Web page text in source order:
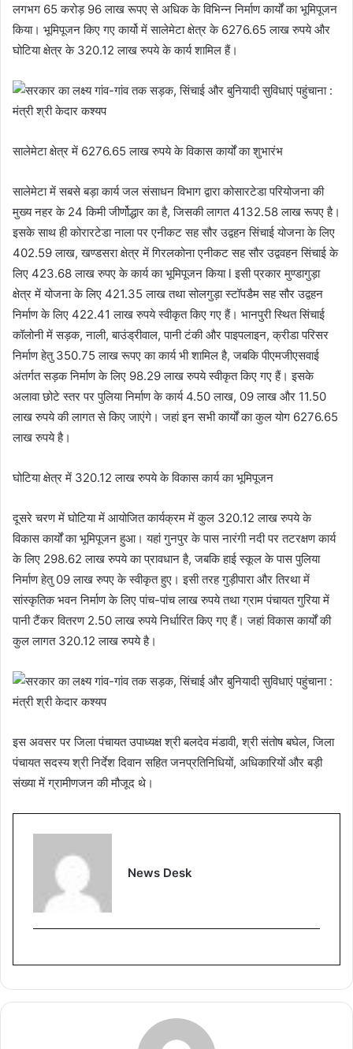
लगभग 65 करोड़ 96 लाख रूपए से अधिक के विभिन्न निर्माण कार्यों का भूमिपूजन
किया। भूमिपूजन किए गए कार्यो में सालेमेटा क्षेत्र के 6276.65 लाख रुपये और
घोटिया क्षेत्र के 320.12 लाख रुपये के कार्य शामिल हैं।
सालेमेटा क्षेत्र में 6276.65 लाख रुपये के विकास कार्यों का शुभारंभ
सालेमेटा में सबसे बड़ा कार्य जल संसाधन विभाग द्वारा कोसारटेडा परियोजना की
मुख्य नहर के 24 किमी जीर्णोद्धार का है, जिसकी लागत 4132.58 लाख रूपए है।
इसके साथ ही कोरारटेडा नाला पर एनीकट सह सौर उद्वहन सिंचाई योजना के लिए
402.59 लाख, खण्डसरा क्षेत्र में गिरलकोना एनीकट सह सौर उद्ववहन सिंचाई के
लिए 423.68 लाख रुपए के कार्य का भूमिपूजन किया l इसी प्रकार मुण्डागुड़ा
क्षेत्र में योजना के लिए 421.35 लाख तथा सोलगुड़ा स्टॉपडैम सह सौर उद्वहन
निर्माण के लिए 422.41 लाख रुपये स्वीकृत किए गए हैं। भानपुरी स्थित सिंचाई
कॉलोनी में सड़क, नाली, बाउंड्रीवाल, पानी टंकी और पाइपलाइन, क्रीडा परिसर
निर्माण हेतु 350.75 लाख रूपए का कार्य भी शामिल है, जबकि पीएमजीएसवाई
अंतर्गत सड़क निर्माण के लिए 98.29 लाख रुपये स्वीकृत किए गए हैं। इसके
अलावा छोटे स्तर पर पुलिया निर्माण के कार्य 4.50 लाख, 09 लाख और 11.50
लाख रुपये की लागत से किए जाएंगे। जहां इन सभी कार्यों का कुल योग 6276.65
लाख रुपये है।
घोटिया क्षेत्र में 320.12 लाख रुपये के विकास कार्य का भूमिपूजन
दूसरे चरण में घोटिया में आयोजित कार्यक्रम में कुल 320.12 लाख रुपये के
विकास कार्यों का भूमिपूजन हुआ। यहां गुनपुर के पास नारंगी नदी पर तटरक्षण कार्य
के लिए 298.62 लाख रुपये का प्रावधान है, जबकि हाई स्कूल के पास पुलिया
निर्माण हेतु 09 लाख रुपए के स्वीकृत हुए। इसी तरह गुड़ीपारा और तिरथा में
सांस्कृतिक भवन निर्माण के लिए पांच-पांच लाख रुपये तथा ग्राम पंचायत गुरिया में
पानी टैंकर वितरण 2.50 लाख रुपये निर्धारित किए गए हैं। जहां विकास कार्यों की
कुल लागत 320.12 लाख रुपये है।
इस अवसर पर जिला पंचायत उपाध्यक्ष श्री बलदेव मंडावी, श्री संतोष बघेल, जिला
पंचायत सदस्य श्री निर्देश दिवान सहित जनप्रतिनिधियों, अधिकारियों और बड़ी
संख्या में ग्रामीणजन की मौजूद थे।
News Desk